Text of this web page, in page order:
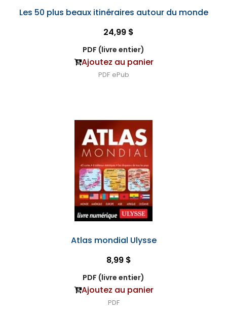
Les 50 plus beaux itinéraires autour du monde
24,99 $
PDF (livre entier)
Ajoutez au panier
PDF ePub
Atlas mondial Ulysse
8,99 $
PDF (livre entier)
Ajoutez au panier
PDF